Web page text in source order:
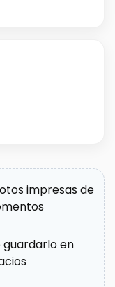
impresas de
guardarlo en